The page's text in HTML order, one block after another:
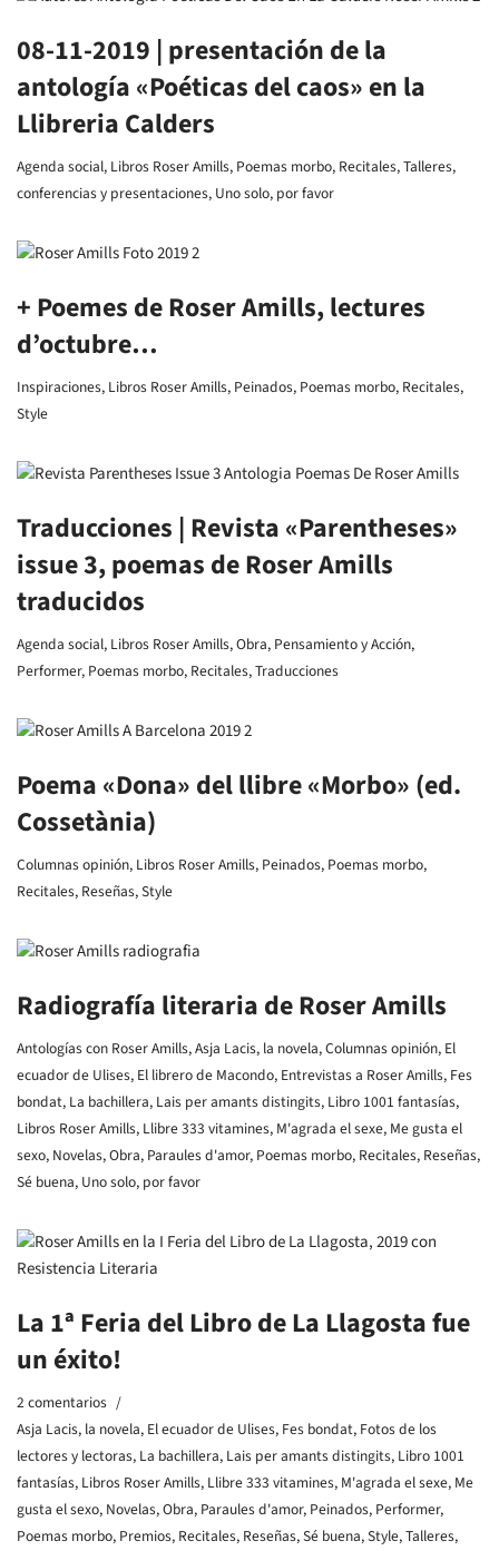
08-11-2019 | presentación de la
antología «Poéticas del caos» en la
Llibreria Calders
Agenda social, Libros Roser Amills, Poemas morbo, Recitales,Talleres,
conferencias y presentaciones, Uno solo, por favor
+ Poemes de Roser Amills, lectures
d’octubre…
Inspiraciones, Libros Roser Amills, Peinados, Poemas morbo, Recitales,
Style
Traducciones | Revista «Parentheses»
issue 3, poemas de Roser Amills
traducidos
Agenda social, Libros Roser Amills,Obra, Pensamiento y Acción,
Performer, Poemas morbo, Recitales,Traducciones
Poema «Dona» del llibre «Morbo» (ed.
Cossetània)
Columnas opinión, Libros Roser Amills, Peinados, Poemas morbo,
Recitales, Reseñas,Style
Radiografía literaria de Roser Amills
Antologías con Roser Amills,Asja Lacis, la novela,Columnas opinión, El
ecuador de Ulises, El librero de Macondo, Entrevistas a Roser Amills, Fes
bondat, La bachillera, Lais per amants distingits, Libro 1001 fantasías,
Libros Roser Amills, Llibre 333 vitamines, M'agrada el sexe, Me gusta el
sexo, Novelas,Obra, Paraules d'amor, Poemas morbo, Recitales, Reseñas,
Sé buena, Uno solo, por favor
La 1ª Feria del Libro de La Llagosta fue
un éxito!
2 comentarios
Asja Lacis, la novela, El ecuador de Ulises, Fes bondat, Fotos de los
lectores y lectoras, La bachillera, Lais per amants distingits, Libro 1001
fantasías, Libros Roser Amills, Llibre 333 vitamines, M'agrada el sexe, Me
gusta el sexo, Novelas,Obra, Paraules d'amor, Peinados, Performer,
Poemas morbo, Premios, Recitales, Reseñas,Sé buena,Style,Talleres,